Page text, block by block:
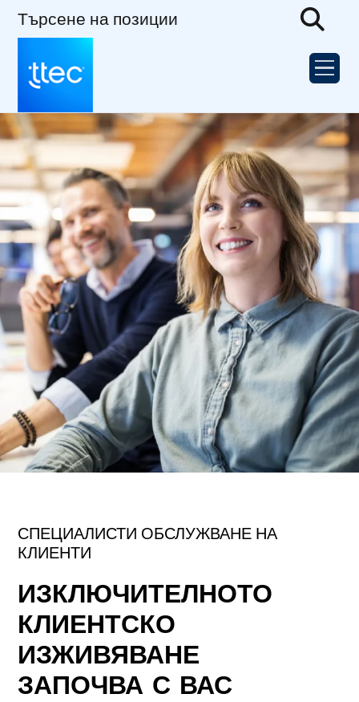
СПЕЦИАЛИСТИ ОБСЛУЖВАНЕ НА
КЛИЕНТИ
ИЗКЛЮЧИТЕЛНОТО
КЛИЕНТСКО
ИЗЖИВЯВАНЕ
ЗАПОЧВА С ВАС
Търсене на позиции